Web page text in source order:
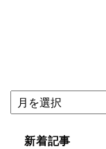
新着記事